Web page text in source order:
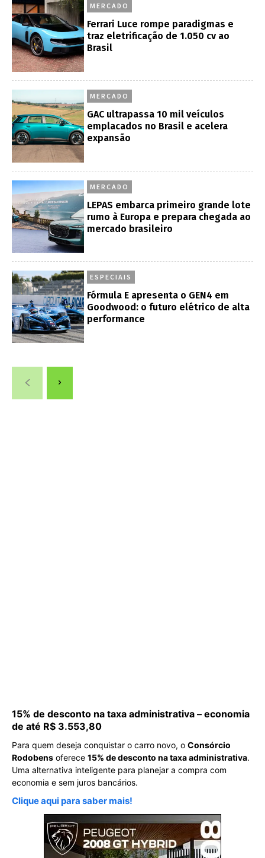
MERCADO
Ferrari Luce rompe paradigmas e
traz eletrificação de 1.050 cv ao
Brasil
MERCADO
GAC ultrapassa 10 mil veículos
emplacados no Brasil e acelera
expansão
MERCADO
LEPAS embarca primeiro grande lote
rumo à Europa e prepara chegada ao
mercado brasileiro
ESPECIAIS
Fórmula E apresenta o GEN4 em
Goodwood: o futuro elétrico de alta
performance
15% de desconto na taxa administrativa – economia
de até R$ 3.553,80
Para quem deseja conquistar o carro novo, o Consórcio
Rodobens oferece 15% de desconto na taxa administrativa.
Uma alternativa inteligente para planejar a compra com
economia e sem juros bancários.
Clique aqui para saber mais!